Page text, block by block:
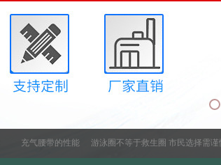
充气腰带的性能 游泳圈不等于救生圈 市民选择需谨慎